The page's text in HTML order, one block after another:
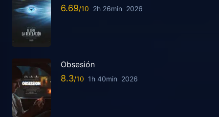
6.69 2h 26min 2026
Obsesión
8.3 1h 40min 2026